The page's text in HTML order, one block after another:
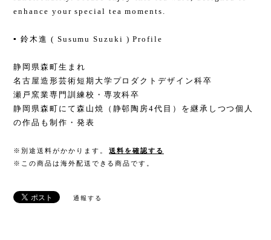
enhance your special tea moments.
▪️ 鈴木進 ( Susumu Suzuki ) Profile
静岡県森町生まれ
名古屋造形芸術短期大学プロダクトデザイン科卒
瀬戸窯業専門訓練校・専攻科卒
静岡県森町にて森山焼（静邨陶房4代目）を継承しつつ個人
の作品も制作・発表
※別途送料がかかります。
送料を確認する
※この商品は海外配送できる商品です。
通報する